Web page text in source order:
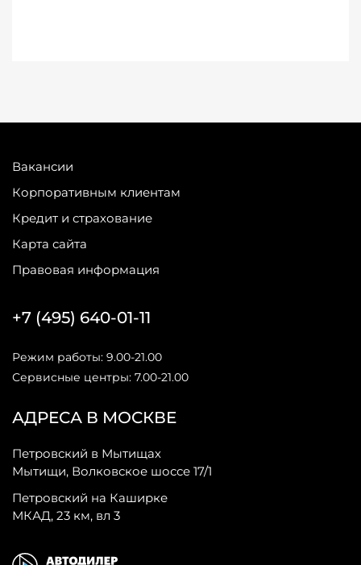
Вакансии
Корпоративным клиентам
Кредит и страхование
Карта сайта
Правовая информация
АДРЕСА В МОСКВЕ
Петровский в Мытищах
Мытищи, Волковское шоссе 17/1
Петровский на Каширке
МКАД, 23 км, вл 3
+7 (495) 640-01-11
Режим работы: 9.00-21.00
Сервисные центры: 7.00-21.00